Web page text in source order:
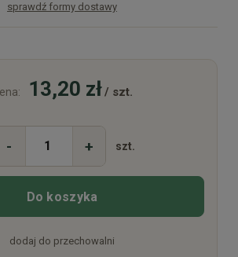
ewentualnych kosztów płatności
sprawdź formy dostawy
13,20 zł/ szt.
- + szt.
Do koszyka
dodaj do przechowalni